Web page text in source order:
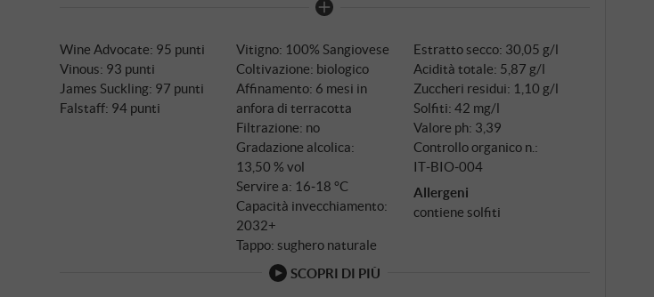
sguardo rivolto al passato eppure spietatamente spinto verso il futuro. Dal 2011
vigneto storico in anfore di terracotta dell'Impruneta, la ceramica che ha
caratterizzato la Toscana – la ceramica che caratterizza la cultura toscana fin
dagli Etruschi. La fermentazione avviene per due settimane in anfore da 300 e
500 litri con lieviti indigeni, prima che i recipienti vengano chiusi ermeticamente. Il
vino macera sulle bucce per otto mesi, protetto dal contatto naturale con le bucce
Wine Advocate: 95 punti
Vinous: 93 punti
James Suckling: 97 punti
Falstaff: 94 punti
Vitigno: 100% Sangiovese
Coltivazione: biologico
Affinamento: 6 mesi in
anfora di terracotta
Filtrazione: no
Gradazione alcolica:
13,50 % vol
Servire a: 16‑18 °C
Capacità invecchiamento:
2032+
Tappo: sughero naturale
Estratto secco: 30,05 g/l
Acidità totale: 5,87 g/l
Zuccheri residui: 1,10 g/l
Solfiti: 42 mg/l
Valore ph: 3,39
Controllo organico n.:
IT‑BIO‑004
Allergeni
contiene solfiti
SCOPRI DI PIÙ